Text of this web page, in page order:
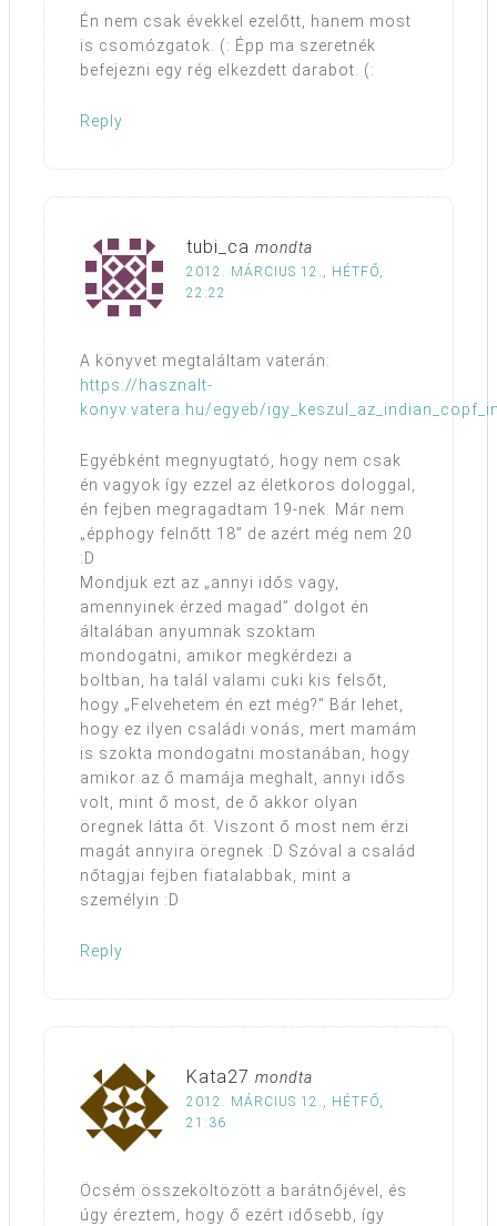
Én nem csak évekkel ezelőtt, hanem most
is csomózgatok. (: Épp ma szeretnék
befejezni egy rég elkezdett darabot. (:
Reply
tubi_ca mondta
2012. MÁRCIUS 12., HÉTFŐ,
22:22
A könyvet megtaláltam vaterán:
https://hasznalt-
konyv.vatera.hu/egyeb/
Egyébként megnyugtató, hogy nem csak
én vagyok így ezzel az életkoros dologgal,
én fejben megragadtam 19-nek. Már nem
„épphogy felnőtt 18” de azért még nem 20
:D
Mondjuk ezt az „annyi idős vagy,
amennyinek érzed magad” dolgot én
általában anyumnak szoktam
mondogatni, amikor megkérdezi a
boltban, ha talál valami cuki kis felsőt,
hogy „Felvehetem én ezt még?” Bár lehet,
hogy ez ilyen családi vonás, mert mamám
is szokta mondogatni mostanában, hogy
amikor az ő mamája meghalt, annyi idős
volt, mint ő most, de ő akkor olyan
öregnek látta őt. Viszont ő most nem érzi
magát annyira öregnek :D Szóval a család
nőtagjai fejben fiatalabbak, mint a
személyin :D
Reply
Kata27 mondta
2012. MÁRCIUS 12., HÉTFŐ,
21:36
Öcsém összeköltözött a barátnőjével, és
úgy éreztem, hogy ő ezért idősebb, így